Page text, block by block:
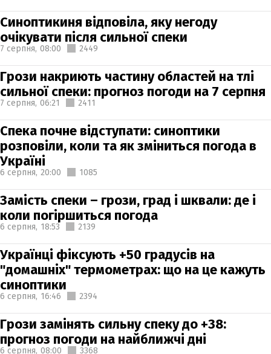
Синоптикиня відповіла, яку негоду
очікувати після сильної спеки
7 серпня, 08:00 2449
Грози накриють частину областей на тлі
сильної спеки: прогноз погоди на 7 серпня
7 серпня, 06:21 2411
Спека почне відступати: синоптики
розповіли, коли та як зміниться погода в
Україні
6 серпня, 20:00 1085
Замість спеки – грози, град і шквали: де і
коли погіршиться погода
6 серпня, 18:53 2139
Українці фіксують +50 градусів на
"домашніх" термометрах: що на це кажуть
синоптики
6 серпня, 16:46 2394
Грози замінять сильну спеку до +38:
прогноз погоди на найближчі дні
6 серпня, 08:00 3368